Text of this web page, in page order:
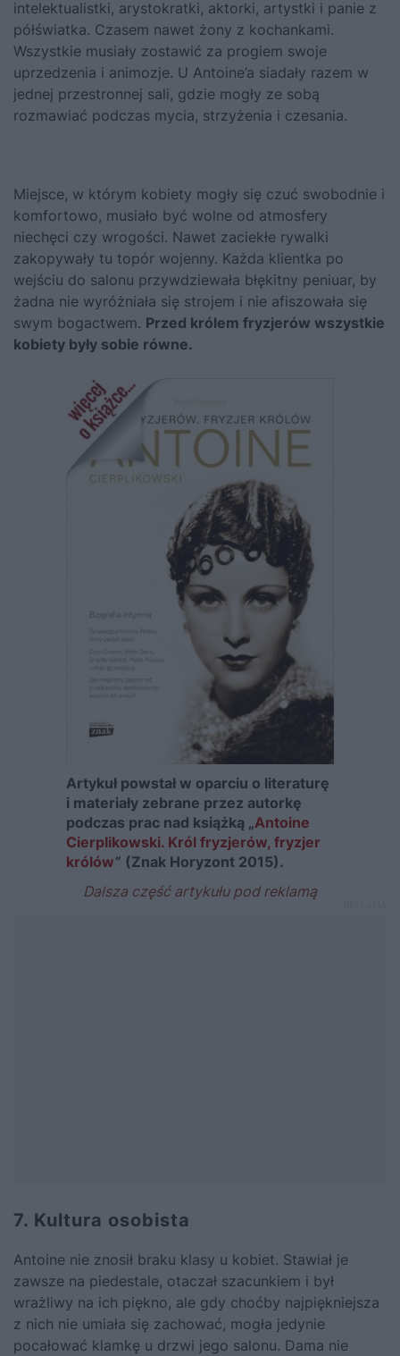
intelektualistki, arystokratki, aktorki, artystki i panie z
półświatka. Czasem nawet żony z kochankami.
Wszystkie musiały zostawić za progiem swoje
uprzedzenia i animozje. U Antoine’a siadały razem w
jednej przestronnej sali, gdzie mogły ze sobą
rozmawiać podczas mycia, strzyżenia i czesania.
Miejsce, w którym kobiety mogły się czuć swobodnie i
komfortowo, musiało być wolne od atmosfery
niechęci czy wrogości. Nawet zaciekłe rywalki
zakopywały tu topór wojenny. Każda klientka po
wejściu do salonu przywdziewała błękitny peniuar, by
żadna nie wyróżniała się strojem i nie afiszowała się
swym bogactwem. Przed królem fryzjerów wszystkie
kobiety były sobie równe.
Artykuł powstał w oparciu o literaturę
i materiały zebrane przez autorkę
podczas prac nad książką „Antoine
Cierplikowski. Król fryzjerów, fryzjer
królów” (Znak Horyzont 2015).
7. Kultura osobista
Antoine nie znosił braku klasy u kobiet. Stawiał je
zawsze na piedestale, otaczał szacunkiem i był
wrażliwy na ich piękno, ale gdy choćby najpiękniejsza
z nich nie umiała się zachować, mogła jedynie
pocałować klamkę u drzwi jego salonu. Dama nie